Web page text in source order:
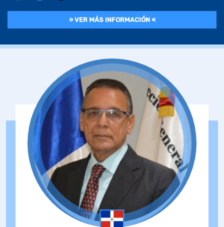
» VER MÁS INFORMACIÓN «